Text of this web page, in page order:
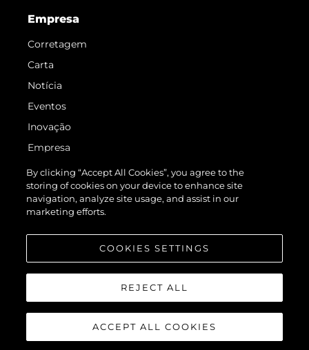
Empresa
Corretagem
Carta
Notícia
Eventos
Inovação
Empresa
Equipe
Estilo De Vida
Herança
© 2026 Sunseeker London Group.Todos os direitos reservados.
By clicking “Accept All Cookies”, you agree to the
storing of cookies on your device to enhance site
navigation, analyze site usage, and assist in our
marketing efforts.
COOKIES SETTINGS
REJECT ALL
ACCEPT ALL COOKIES